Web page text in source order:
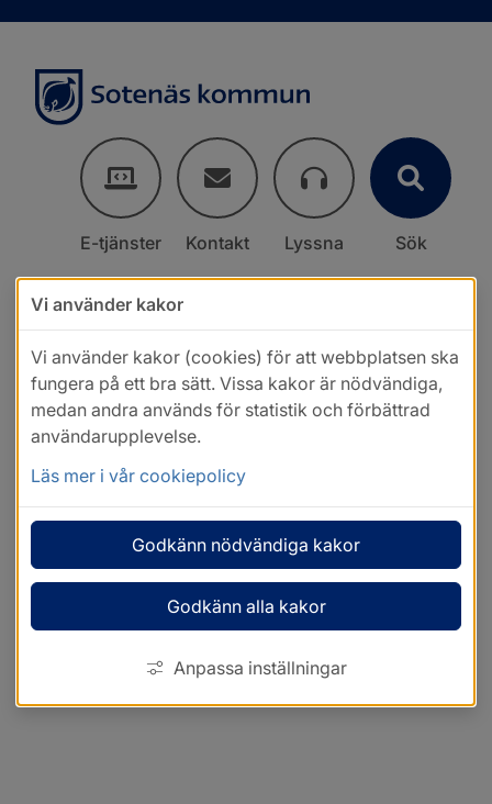
E-tjänster Kontakt Lyssna Sök
Vi använder kakor
Vi använder kakor (cookies) för att webbplatsen ska
fungera på ett bra sätt. Vissa kakor är nödvändiga,
medan andra används för statistik och förbättrad
användarupplevelse.
Läs mer i vår cookiepolicy
Godkänn nödvändiga kakor
Godkänn alla kakor
Anpassa inställningar